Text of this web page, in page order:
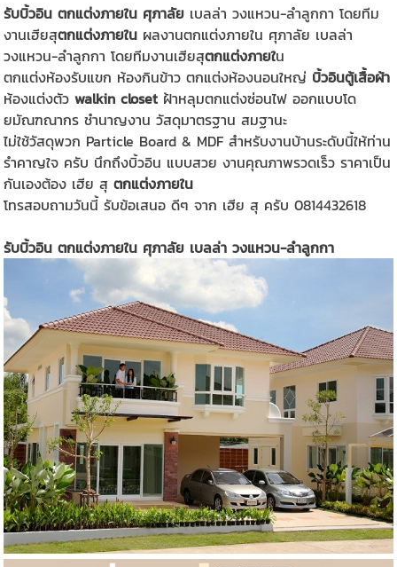
รับบิ้วอิน ตกแต่งภายใน ศุภาลัย เบลล่า วงแหวน-ลำลูกกา โดยทีม
งานเฮียสุตกแต่งภายใน ผลงานตกแต่งภายใน ศุภาลัย เบลล่า
วงแหวน-ลำลูกกา โดยทีมงานเฮียสุตกแต่งภายใน
ตกแต่งห้องรับแขก ห้องกินข้าว ตกแต่งห้องนอนใหญ่ บิ้วอินตู้เสื้อผ้า
ห้องแต่งตัวwalkin closet ฝ้าหลุมตกแต่งซ่อนไฟ ออกแบบโด
ยมัณฑณากร ชำนาญงาน วัสดุมาตรฐาน สมฐานะ
ไม่ใช้วัสดุพวก Particle Board & MDF สำหรับงานบ้านระดับนี้ให้ท่าน
รำคาญใจ ครับ นึกถึงบิ้วอิน แบบสวย งานคุณภาพรวดเร็ว ราคาเป็น
กันเองต้อง เฮีย สุตกแต่งภายใน
โทรสอบถามวันนี้ รับข้อเสนอ ดีๆ จาก เฮีย สุ ครับ 0814432618
รับบิ้วอิน ตกแต่งภายใน ศุภาลัย เบลล่า วงแหวน-ลำลูกกา